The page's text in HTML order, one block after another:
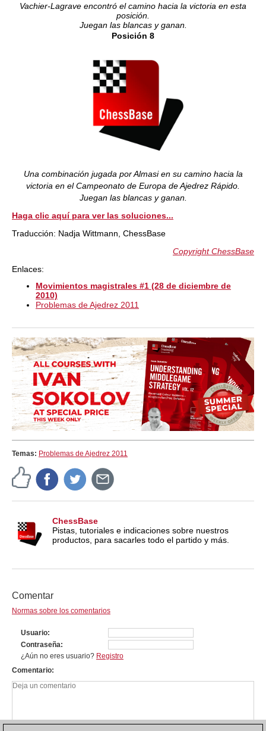
Vachier-Lagrave encontró el camino hacia la victoria en esta
posición.
Juegan las blancas y ganan.
Posición 8
Una combinación jugada por Almasi en su camino hacia la
victoria en elCampeonato de Europa de Ajedrez Rápido.
Juegan las blancas y ganan.
Haga clic aquí para ver las soluciones...
Traducción: Nadja Wittmann, ChessBase
Copyright ChessBase
Enlaces:
Movimientos magistrales #1 (28 de diciembre de
2010)
Problemas de Ajedrez 2011
Temas: Problemas de Ajedrez 2011
ChessBase
Pistas, tutoriales e indicaciones sobre nuestros
productos, para sacarles todo el partido y más.
Comentar
Normas sobre los comentarios
Usuario
Contraseña
¿Aún no eres usuario? Registro
Comentario